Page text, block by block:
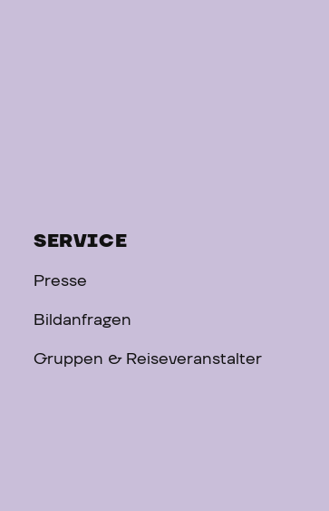
SERVICE
Presse
Bildanfragen
Gruppen & Reiseveranstalter